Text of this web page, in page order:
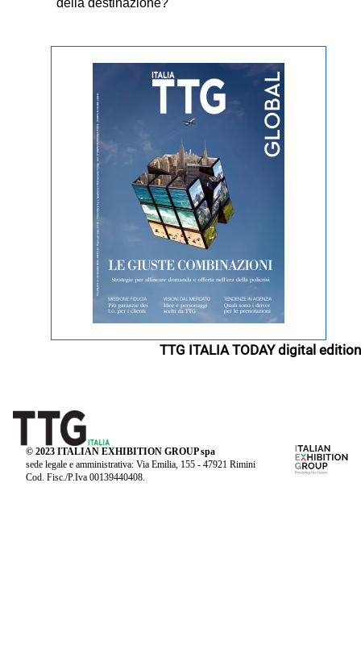
della destinazione?
TTG ITALIA TODAY digital edition
© 2023 ITALIAN EXHIBITION GROUP spa
sede legale e amministrativa: Via Emilia, 155 - 47921 Rimini
Cod. Fisc./P.Iva 00139440408.